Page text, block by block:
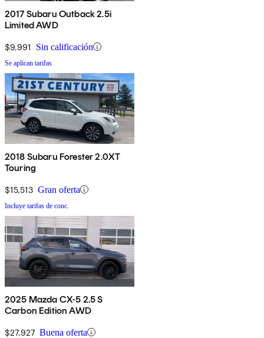
2017 Subaru Outback 2.5i
Limited AWD
$9,991 Sin calificación
Se aplican tarifas
2018 Subaru Forester 2.0XT
Touring
$15,513 Gran oferta
Incluye tarifas de conc.
2025 Mazda CX-5 2.5 S
Carbon Edition AWD
$27,927 Buena oferta